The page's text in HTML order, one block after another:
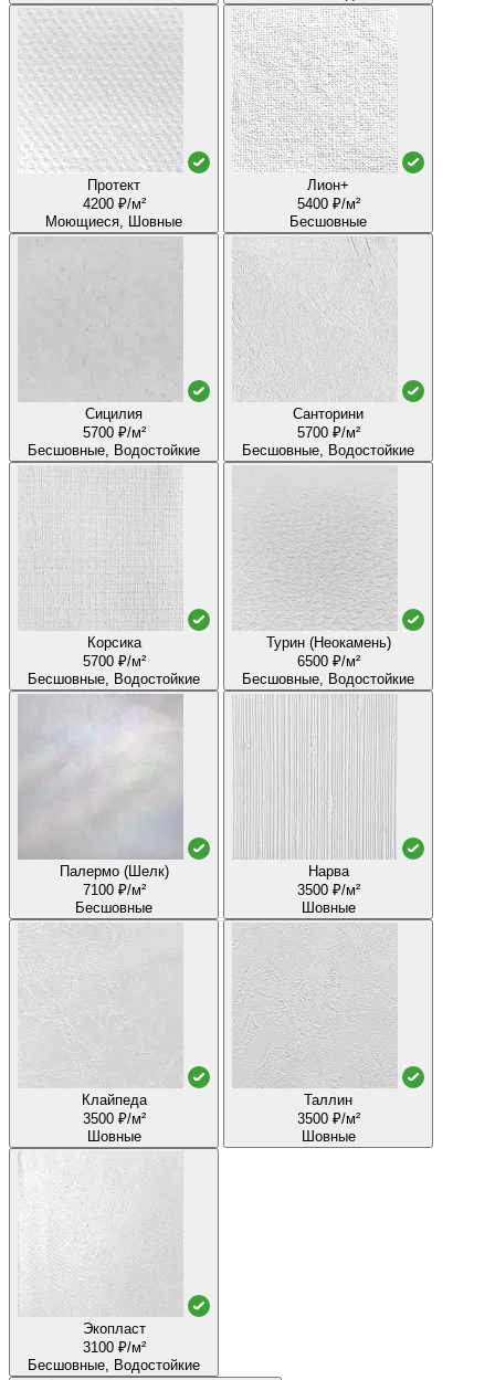
Протект
4200 ₽/м²
Моющиеся, Шовные
Лион+
5400 ₽/м²
Бесшовные
Сицилия
5700 ₽/м²
Бесшовные, Водостойкие
Санторини
5700 ₽/м²
Бесшовные, Водостойкие
Корсика
5700 ₽/м²
Бесшовные, Водостойкие
Турин (Неокамень)
6500 ₽/м²
Бесшовные, Водостойкие
Палермо (Шелк)
7100 ₽/м²
Бесшовные
Нарва
3500 ₽/м²
Шовные
Клайпеда
3500 ₽/м²
Шовные
Таллин
3500 ₽/м²
Шовные
Экопласт
3100 ₽/м²
Бесшовные, Водостойкие